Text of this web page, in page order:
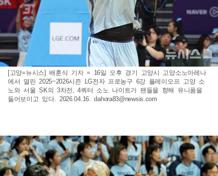
[고양=뉴시스] 배훈식 기자 = 16일 오후 경기 고양시 고양소노아레나
에서 열린 2025~2026시즌 LG전자 프로농구 6강 플레이오프 고양 소
노와 서울 SK의 3차전, 4쿼터 소노 나이트가 팬들을 향해 유니폼을
들어보이고 있다. 2026.04.16.dahora83@newsis.com